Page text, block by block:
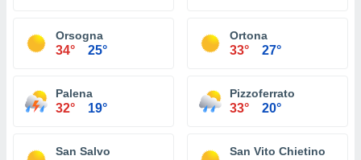
Orsogna
34° 25°
Ortona
33° 27°
Palena
32° 19°
Pizzoferrato
33° 20°
San Salvo San Vito Chietino